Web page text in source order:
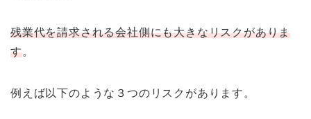
残業代を請求される会社側にも大きなリスクがありま
す。
例えば以下のような３つのリスクがあります。